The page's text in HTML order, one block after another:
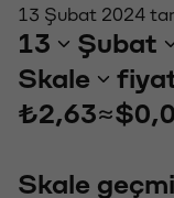
13 Şubat 2024
13 Şubat
Skale
₺2,63≈
Skale